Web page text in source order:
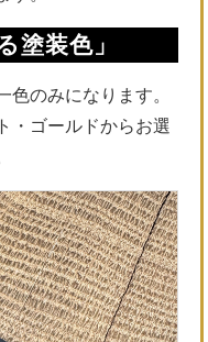
塗装色」
色のみになります。
・ゴールドからお選